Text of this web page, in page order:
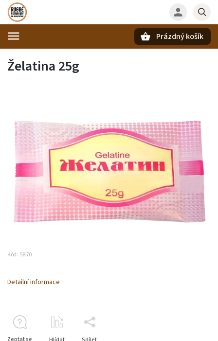
Prázdný košík
Želatina 25g
Kód: 5870
Detailní informace
Zeptat se